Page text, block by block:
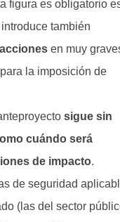
figura es obligatorio
también
en muy
la imposición de
sigue sin
cuándo será
de impacto.
de seguridad
(las del sector